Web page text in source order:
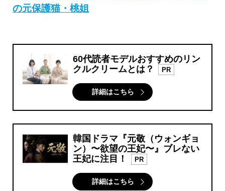
の元保護猫・桃姐
60代読者モデルおすすめのリン
クルクリームとは？
PR
詳細はこちら
韓国ドラマ『元敬（ウォンギョ
ン）〜欲望の王妃〜』ブレない
王妃に注目！
PR
詳細はこちら